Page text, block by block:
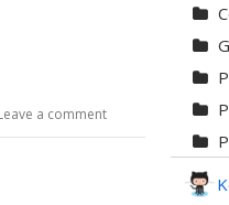
a comment